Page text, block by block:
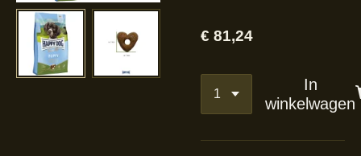
€ 81,24
In
winkelwagen